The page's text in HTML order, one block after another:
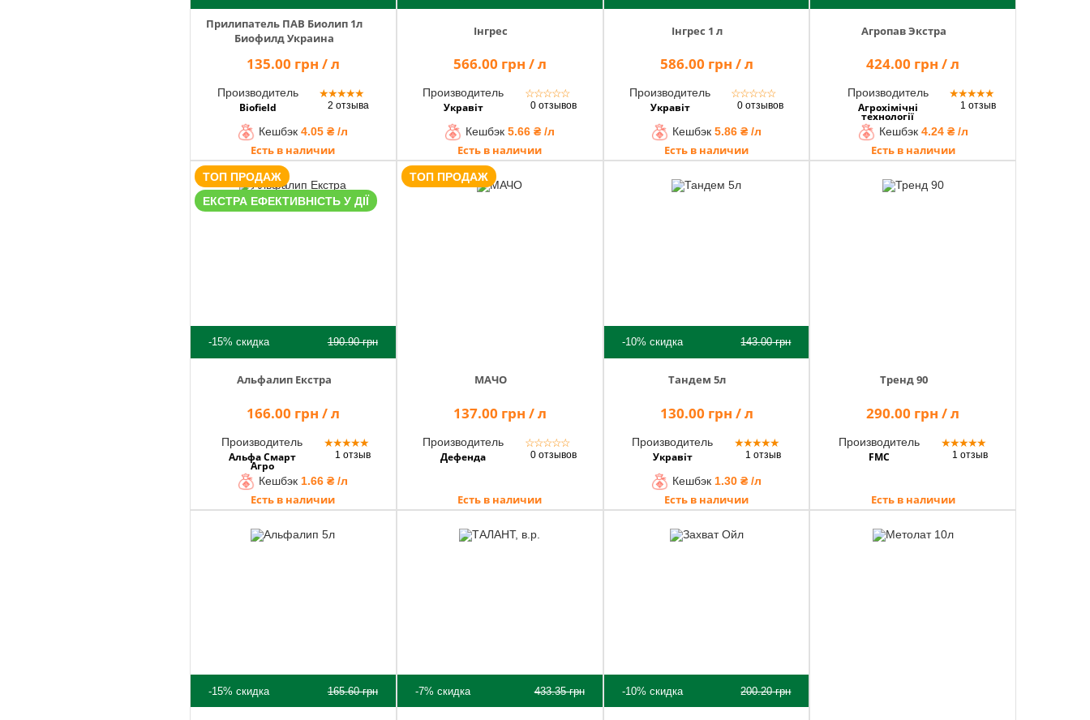
Прилипатель ПАВ Биолип 1л
Биофилд Украина
135.00 грн / л
Производитель
Biofield
★★★★★
2 отзыва
Кешбэк4.05 ₴ /л
Есть в наличии
Інгрес
566.00 грн / л
Производитель
Укравіт
☆☆☆☆☆
0 отзывов
Кешбэк5.66 ₴ /л
Есть в наличии
Інгрес 1 л
586.00 грн / л
Производитель
Укравіт
☆☆☆☆☆
0 отзывов
Кешбэк5.86 ₴ /л
Есть в наличии
Агропав Экстра
424.00 грн / л
Производитель
Агрохімічні
технології
★★★★★
1 отзыв
Кешбэк 4.24 ₴ /л
Есть в наличии
ТОП ПРОДАЖ
ЕКСТРА ЕФЕКТИВНІСТЬ У ДІЇ
-15% скидка 190.90грн
Альфалип Екстра
166.00 грн / л
Производитель
Альфа Смарт
Агро
★★★★★
1 отзыв
Кешбэк 1.66 ₴ /л
Есть в наличии
ТОП ПРОДАЖ
МАЧО
137.00 грн / л
Производитель
Дефенда
☆☆☆☆☆
0 отзывов
Есть в наличии
-10% скидка 143.00грн
Тандем 5л
130.00 грн / л
Производитель
Укравіт
★★★★★
1 отзыв
Кешбэк 1.30 ₴ /л
Есть в наличии
Тренд 90
290.00 грн / л
Производитель
FMC
★★★★★
1 отзыв
Есть в наличии
-15% скидка 165.60грн -7% скидка 433.35грн -10% скидка 200.20грн